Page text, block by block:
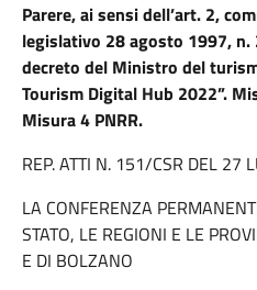
Parere, ai sensi dell’art. 2,
legislativo 28 agosto 1997, n.
decreto del Ministro del
Tourism Digital Hub 2022”.
Misura 4 PNRR.
REP. ATTI N. 151/CSR DEL 27
LA CONFERENZA
STATO, LE REGIONI E LE
E DI BOLZANO